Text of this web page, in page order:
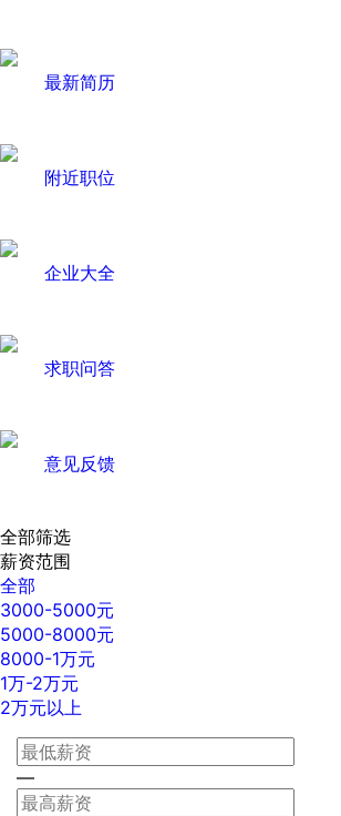
最新简历
附近职位
企业大全
求职问答
意见反馈
全部筛选
薪资范围
全部
3000-5000元
5000-8000元
8000-1万元
1万-2万元
2万元以上
—